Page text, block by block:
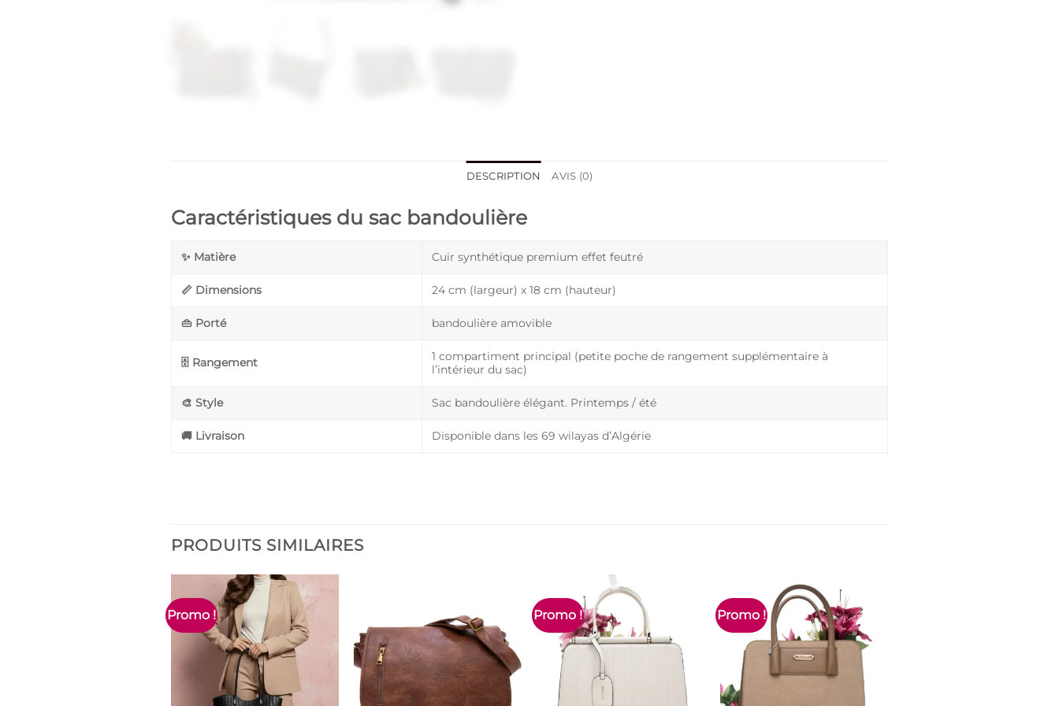
DESCRIPTION AVIS (0)
Caractéristiques du sac bandoulière
✨ Matière Cuir synthétique premium effet feutré
📏 Dimensions 24 cm (largeur) x 18 cm (hauteur)
👜 Porté bandoulière amovible
🗄️ Rangement
1 compartiment principal (petite poche de rangement supplémentaire à
l’intérieur du sac)
🎨 Style Sac bandoulière élégant. Printemps / été
🚚 Livraison Disponible dans les 69 wilayas d’Algérie
PRODUITS SIMILAIRES
Promo ! Promo ! Promo !